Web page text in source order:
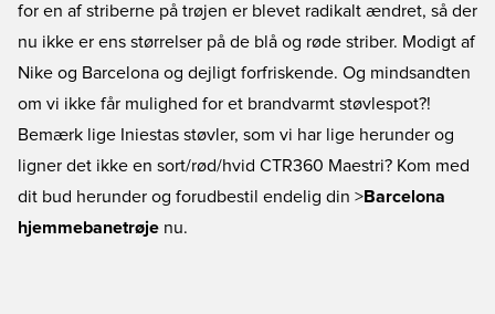
for en af striberne på trøjen er blevet radikalt ændret, så der
nu ikke er ens størrelser på de blå og røde striber. Modigt af
Nike og Barcelona og dejligt forfriskende. Og mindsandten
om vi ikke får mulighed for et brandvarmt støvlespot?!
Bemærk lige Iniestas støvler, som vi har lige herunder og
ligner det ikke en sort/rød/hvid CTR360 Maestri? Kom med
dit bud herunder og forudbestil endelig din >Barcelona
hjemmebanetrøje nu.